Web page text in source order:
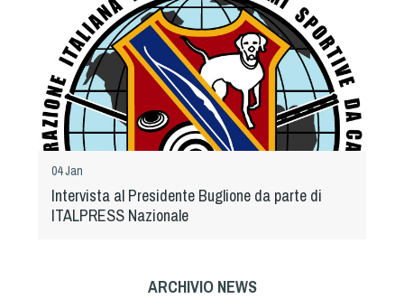
04 Jan
Intervista al Presidente Buglione da parte di
ITALPRESS Nazionale
ARCHIVIO NEWS